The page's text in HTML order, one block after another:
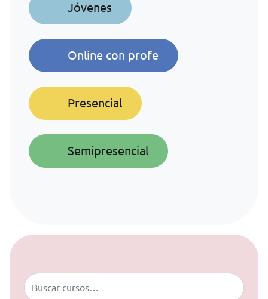
Jóvenes
Online con profe
Presencial
Semipresencial
Saltar al contenido
Buscar